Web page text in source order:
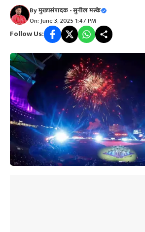
Byमुख्यसंपादक - सुनील मस्के
On: June 3, 2025 1:47 PM
Follow Us: